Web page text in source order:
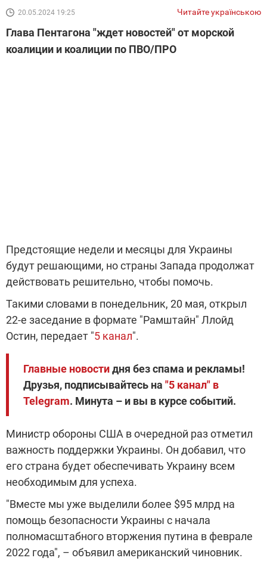
20.05.2024 19:25 Читайте українською
Глава Пентагона "ждет новостей" от морской
коалиции и коалиции по ПВО/ПРО
Предстоящие недели и месяцы для Украины
будут решающими, но страны Запада продолжат
действовать решительно, чтобы помочь.
Такими словами в понедельник, 20 мая, открыл
22-е заседание в формате "Рамштайн" Ллойд
Остин, передает "5 канал".
Главные новостидня без спама и рекламы!
Друзья, подписывайтесь на "5 канал" в
Telegram. Минута – и вы в курсе событий.
Министр обороны США в очередной раз отметил
важность поддержки Украины. Он добавил, что
его страна будет обеспечивать Украину всем
необходимым для успеха.
"Вместе мы уже выделили более $95 млрд на
помощь безопасности Украины с начала
полномасштабного вторжения путина в феврале
2022 года", – объявил американский чиновник.